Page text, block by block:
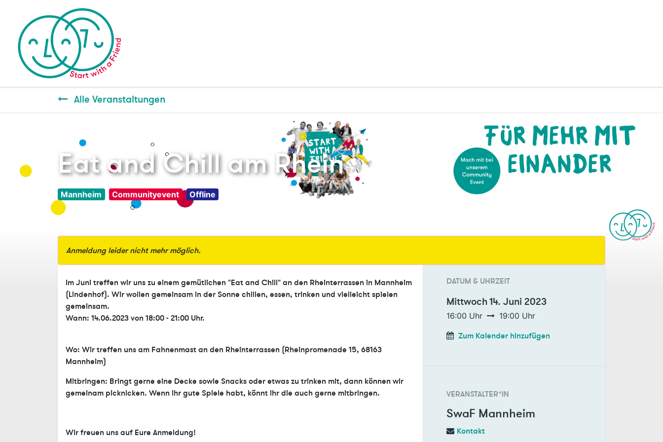
Alle Veranstaltungen
Eat and Chill am Rhein
Mannheim Communityevent Offline
Anmeldung leider nicht mehr möglich.
Im Juni treffen wir uns zu einem gemütlichen "Eat and Chill" an den Rheinterrassen in Mannheim
(Lindenhof). Wir wollen gemeinsam in der Sonne chillen, essen, trinken und vielleicht spielen
gemeinsam.
Wann: 14.06.2023 von 18:00 - 21:00 Uhr.
Wo: Wir treffen uns am Fahnenmast an den Rheinterrassen (Rheinpromenade 15, 68163
Mannheim)
Mitbringen: Bringt gerne eine Decke sowie Snacks oder etwas zu trinken mit, dann können wir
gemeinam picknicken. Wenn ihr gute Spiele habt, könnt ihr die auch gerne mitbringen.
Wir freuen uns auf Eure Anmeldung!
DATUM & UHRZEIT
Mittwoch14. Juni 2023
16:00 Uhr 19:00 Uhr
Zum Kalender hinzufügen
VERANSTALTER*IN
SwaF Mannheim
Kontakt